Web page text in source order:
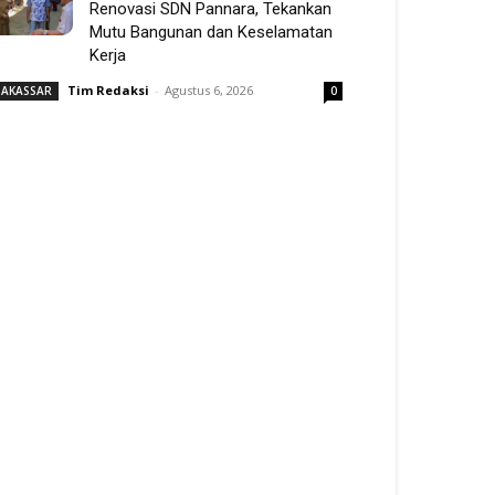
Renovasi SDN Pannara, Tekankan
Mutu Bangunan dan Keselamatan
Kerja
Tim Redaksi - Agustus 6, 2026 0